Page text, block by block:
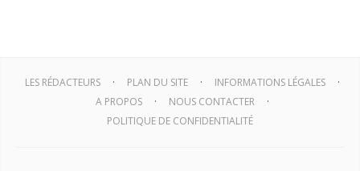
LES RÉDACTEURS PLAN DU SITE
INFORMATIONS LÉGALES
A PROPOS
NOUS CONTACTER
POLITIQUE DE CONFIDENTIALITÉ